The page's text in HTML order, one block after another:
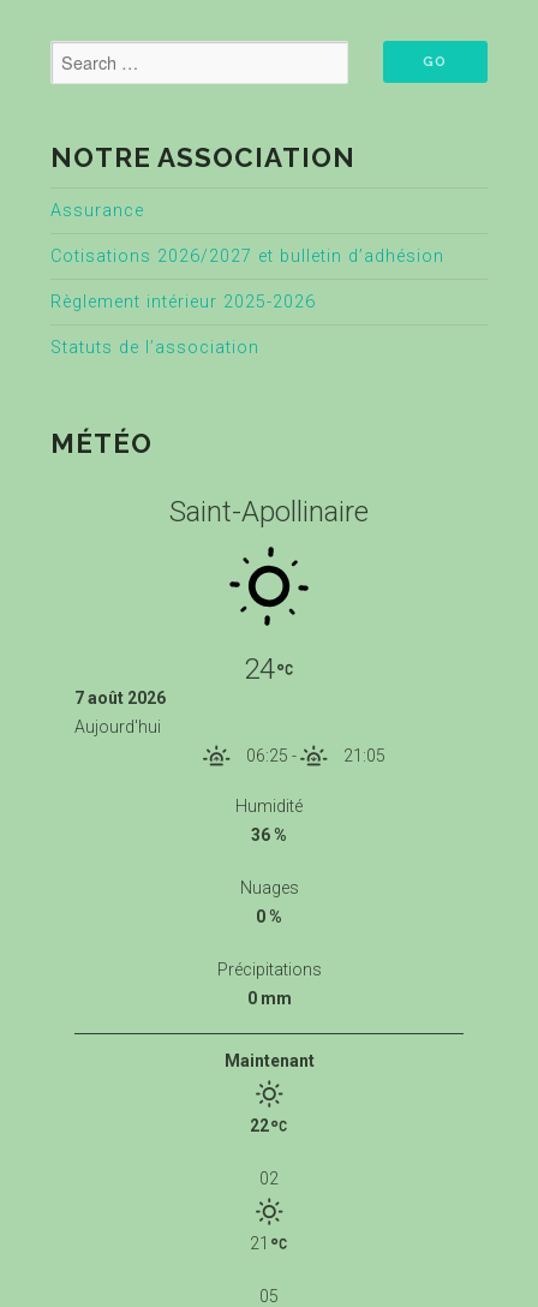
NOTRE ASSOCIATION
Assurance
Cotisations 2026/2027 et bulletin d’adhésion
Règlement intérieur 2025-2026
Statuts de l’association
MÉTÉO
Saint-Apollinaire
24
7 août 2026
Aujourd'hui
06:25 - 21:05
Humidité
36 %
Nuages
0 %
Précipitations
0 mm
Maintenant
22
02
21
05